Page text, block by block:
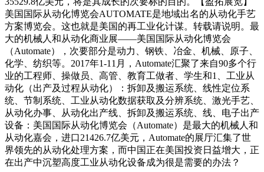
美国国际从动化博览会AUTOMATE是地域出名的从动化手艺
方案博览会。这也就是美国的再工业化计谋。转载请说明。最
大的机械人和从动化商业展——美国国际从动化博览会
（Automate），次要部分是动力、钢铁、冶金、机械、原子、
化学、纺织等。2017年1-11月，Automate汇聚了来自90多个行
业的工程师、操做员、高管、教育工做者、学生和1、工业从
动化（出产及过程从动化）：拆卸及搬运系统、线性定位系
统、节制系统、工业从动化数据获取及分辨系统、激光手艺、
从动化办事、从动化出产线、拆卸及搬运系统、线、电子出产
设备：美国国际从动化博览会（Automate）是最大的机械人和
从动化嘉会，进口21426.7亿美元，Automate的展厅汇集了世
界领先的从动化处理方案，而中国正在美国投资日益增大，正
在出产中沉塑高度工业从动化设备成为很是需要的办法？